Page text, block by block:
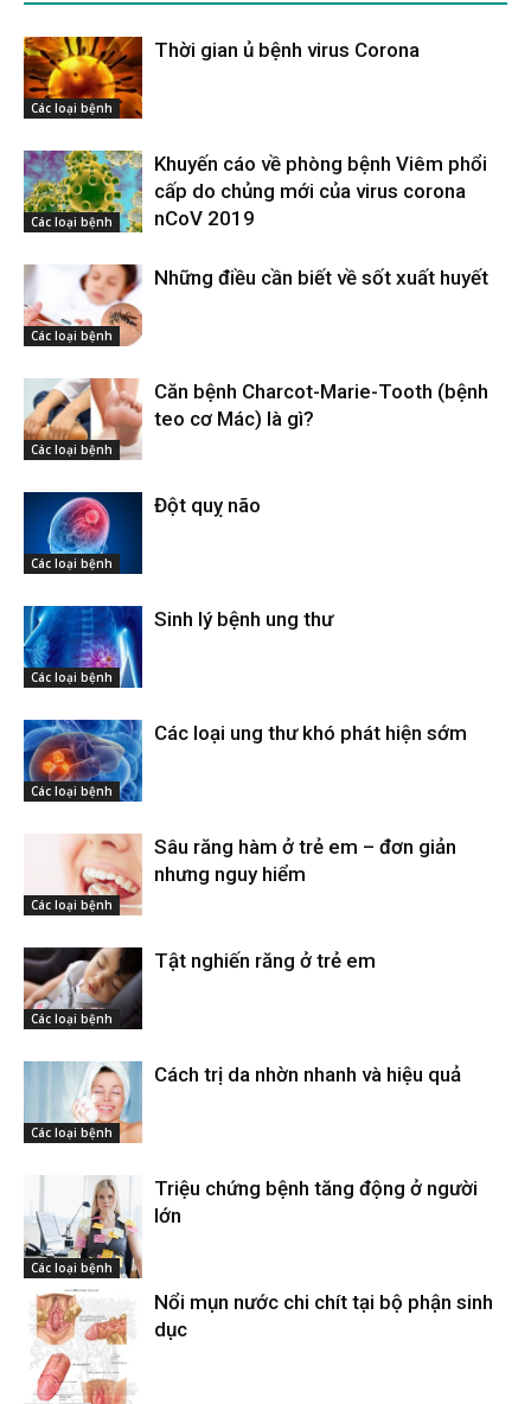
Các loại bệnh
Thời gian ủ bệnh virus Corona
Các loại bệnh
Khuyến cáo về phòng bệnh Viêm phổi
cấp do chủng mới của virus corona
nCoV 2019
Các loại bệnh
Những điều cần biết về sốt xuất huyết
Các loại bệnh
Căn bệnh Charcot-Marie-Tooth (bệnh
teo cơ Mác) là gì?
Các loại bệnh
Đột quỵ não
Các loại bệnh
Sinh lý bệnh ung thư
Các loại bệnh
Các loại ung thư khó phát hiện sớm
Các loại bệnh
Sâu răng hàm ở trẻ em – đơn giản
nhưng nguy hiểm
Các loại bệnh
Tật nghiến răng ở trẻ em
Các loại bệnh
Cách trị da nhờn nhanh và hiệu quả
Các loại bệnh
Triệu chứng bệnh tăng động ở người
lớn
Nổi mụn nước chi chít tại bộ phận sinh
dục